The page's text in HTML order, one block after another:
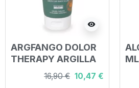
visibility
ARGFANGO DOLOR
THERAPY ARGILLA
VERDE PRONTA PER
L'USO PER CORPO
16,90 € 10,47 €
ML